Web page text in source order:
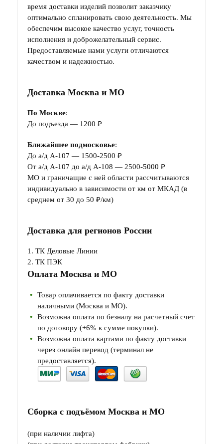
время доставки изделий позволит заказчику
оптимально спланировать свою деятельность. Мы
обеспечим высокое качество услуг, точность
исполнения и доброжелательный сервис.
Предоставляемые нами услуги отличаются
качеством и надежностью.
Доставка Москва и МО
По Москве:
До подъезда — 1200 ₽
Ближайшее подмосковье:
До а/д А-107 — 1500-2500 ₽
От а/д А-107 до а/д А-108 — 2500-5000 ₽
МО и граничащие с ней области рассчитываются
индивидуально в зависимости от км от МКАД (в
среднем от 30 до 50 ₽/км)
Доставка для регионов России
1. ТК Деловые Линии
2. ТК ПЭК
Оплата Москва и МО
Товар оплачивается по факту доставки
наличными (Москва и МО).
Возможна оплата по безналу на расчетный счет
по договору (+6% к сумме покупки).
Возможна оплата картами по факту доставки
через онлайн перевод (терминал не
предоставляется).
Сборка с подъёмом Москва и МО
(при наличии лифта)